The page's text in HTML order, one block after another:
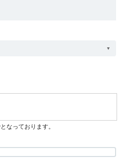
なっております。